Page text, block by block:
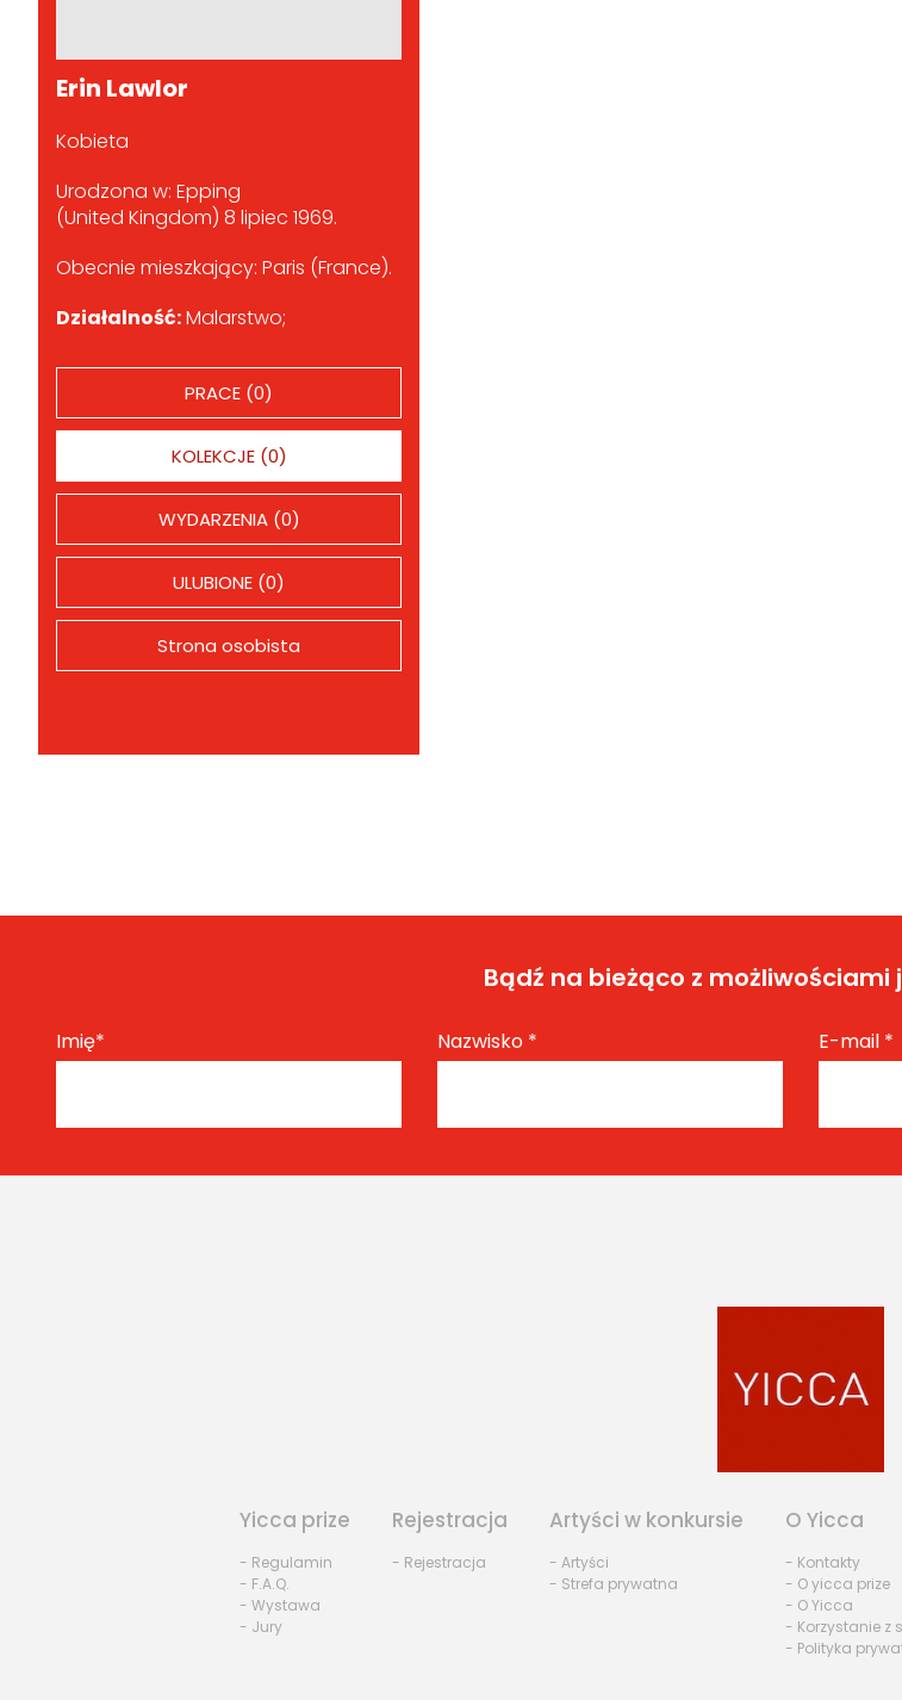
Erin Lawlor
Kobieta
Urodzona w: Epping
(United Kingdom) 8 lipiec 1969.
Obecnie mieszkający: Paris (France).
Działalność:Malarstwo;
PRACE (0)
KOLEKCJE (0)
WYDARZENIA (0)
ULUBIONE (0)
Strona osobista
Bądź na bieżąco z możliwościami
Imię* Nazwisko * E-mail *
Yicca prize
- Regulamin
- F.A.Q.
- Wystawa
- Jury
Rejestracja
- Rejestracja
Artyści w konkursie
- Artyści
- Strefa prywatna
O Yicca
- Kontakty
- O yicca prize
- O Yicca
- Korzystanie z
- Polityka